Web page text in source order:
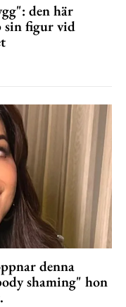
den här
sin figur vid
denna
shaming" hon